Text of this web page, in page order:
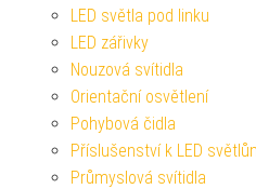
LED světla pod linku
LED zářivky
Nouzová svítidla
Orientační osvětlení
Pohybová čidla
Příslušenství k LED
Průmyslová svítidla